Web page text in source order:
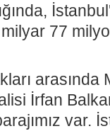
77
arasında
İrfan
var.